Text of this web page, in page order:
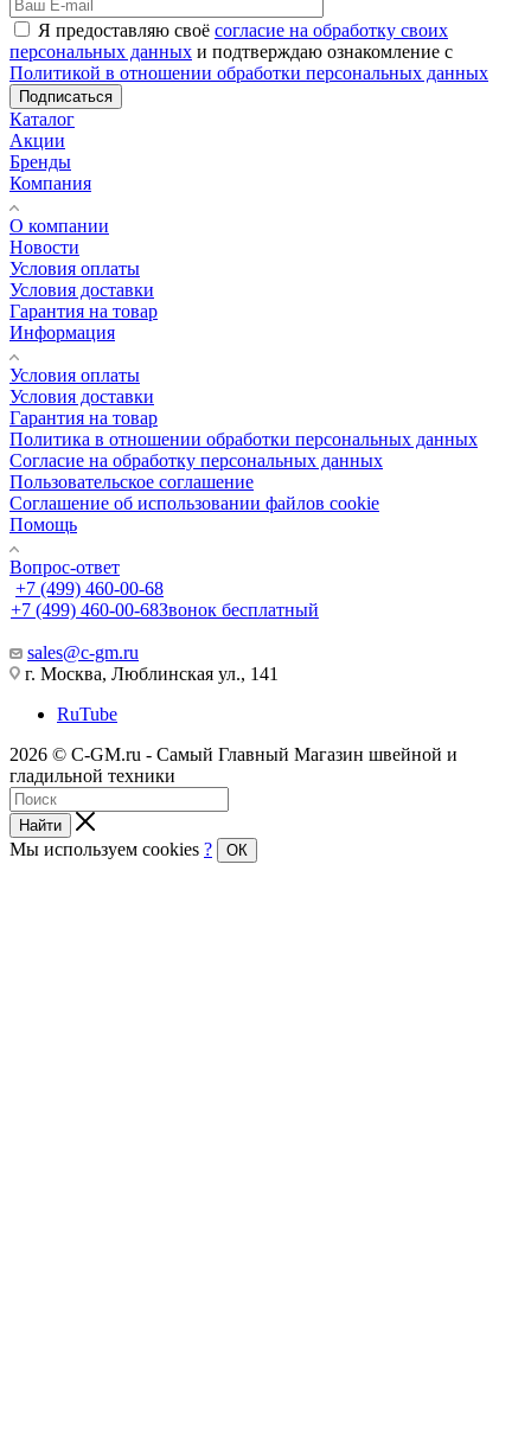
Я предоставляю своё согласие на обработку своих
персональных данных и подтверждаю ознакомление с
Политикой в отношении обработки персональных данных
Подписаться
Каталог
Акции
Бренды
Компания
О компании
Новости
Условия оплаты
Условия доставки
Гарантия на товар
Информация
Условия оплаты
Условия доставки
Гарантия на товар
Политика в отношении обработки персональных данных
Cогласие на обработку персональных данных
Пользовательское соглашение
Cоглашение об использовании файлов cookie
Помощь
Вопрос-ответ
+7 (499) 460-00-68
+7 (499) 460-00-68Звонок бесплатный
sales@c-gm.ru
г. Москва, Люблинская ул., 141
RuTube
2026 © C-GM.ru - Самый Главный Магазин швейной и
гладильной техники
Найти
Мы используем cookies ? ОК